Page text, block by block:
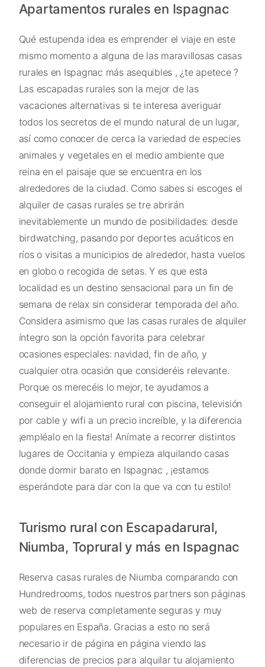
Apartamentos rurales en Ispagnac
Qué estupenda idea es emprender el viaje en este
mismo momento a alguna de las maravillosas casas
rurales en Ispagnac más asequibles , ¿te apetece ?
Las escapadas rurales son la mejor de las
vacaciones alternativas si te interesa averiguar
todos los secretos de el mundo natural de un lugar,
así como conocer de cerca la variedad de especies
animales y vegetales en el medio ambiente que
reina en el paisaje que se encuentra en los
alrededores de la ciudad. Como sabes si escoges el
alquiler de casas rurales se tre abrirán
inevitablemente un mundo de posibilidades: desde
birdwatching, pasando por deportes acuáticos en
ríos o visitas a municipios de alrededor, hasta vuelos
en globo o recogida de setas. Y es que esta
localidad es un destino sensacional para un fin de
semana de relax sin considerar temporada del año.
Considera asimismo que las casas rurales de alquiler
íntegro son la opción favorita para celebrar
ocasiones especiales: navidad, fin de año, y
cualquier otra ocasión que consideréis relevante.
Porque os merecéis lo mejor, te ayudamos a
conseguir el alojamiento rural con piscina, televisión
por cable y wifi a un precio increíble, y la diferencia
¡empléalo en la fiesta! Anímate a recorrer distintos
lugares de Occitania y empieza alquilando casas
donde dormir barato en Ispagnac , ¡estamos
esperándote para dar con la que va con tu estilo!
Turismo rural con Escapadarural,
Niumba, Toprural y más en Ispagnac
Reserva casas rurales de Niumba comparando con
Hundredrooms, todos nuestros partners son páginas
web de reserva completamente seguras y muy
populares en España. Gracias a esto no será
necesario ir de página en página viendo las
diferencias de precios para alquilar tu alojamiento